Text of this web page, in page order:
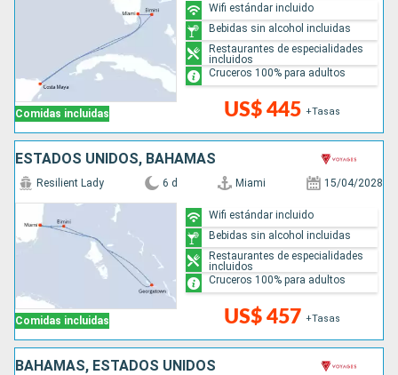
Comidas incluidas US$ 445 +Tasas
Wifi estándar incluido
Bebidas sin alcohol incluidas
Restaurantes de especialidades
incluidos
Cruceros 100% para adultos
ESTADOS UNIDOS, BAHAMAS
Comidas incluidas
Resilient Lady 6 d Miami 15/04/2028
US$ 457 +Tasas
Wifi estándar incluido
Bebidas sin alcohol incluidas
Restaurantes de especialidades
incluidos
Cruceros 100% para adultos
BAHAMAS, ESTADOS UNIDOS